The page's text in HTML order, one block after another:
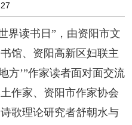
诗歌 文学评论
文学访谈 作家新作
界读书日”，由资阳市文
馆、资阳高新区妇联主
方’”作家读者面对面交流
作家、资阳市作家协会
歌理论研究者舒朝水与